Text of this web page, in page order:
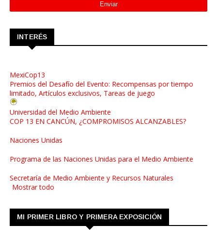
INTERÉS
MexiCop13
Premios del Desafío del Evento: Recompensas por tiempo
limitado, Artículos exclusivos, Tareas de juego
Universidad del Medio Ambiente
COP 13 EN CANCÚN, ¿COMPROMISOS ALCANZABLES?
Naciones Unidas
Programa de las Naciones Unidas para el Medio Ambiente
Secretaría de Medio Ambiente y Recursos Naturales
Mostrar todo
MI PRIMER LIBRO Y PRIMERA EXPOSICIÓN